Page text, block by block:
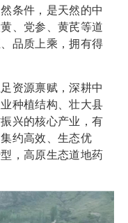
条件，是天然的中
、党参、黄芪等道
品质上乘，拥有得
资源禀赋，深耕中
种植结构、壮大县
兴的核心产业，有
约高效、生态优
，高原生态道地药